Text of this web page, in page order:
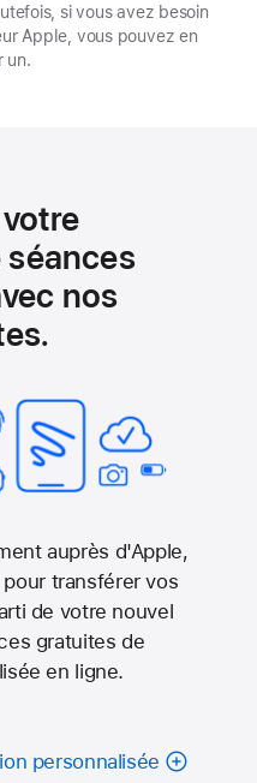
si vous avez besoin
Apple, vous pouvez en
un.
séances
nos
auprès d'Apple,
transférer vos
de votre nouvel
gratuites de
en ligne.
personnalisée